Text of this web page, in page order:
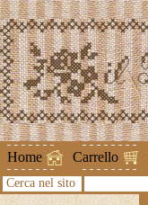
Home Carrello
Cerca nel sito